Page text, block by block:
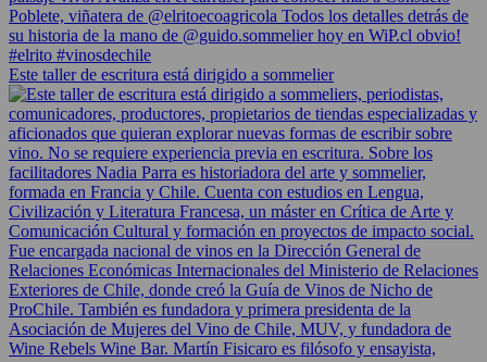
Este taller de escritura está dirigido a sommelier